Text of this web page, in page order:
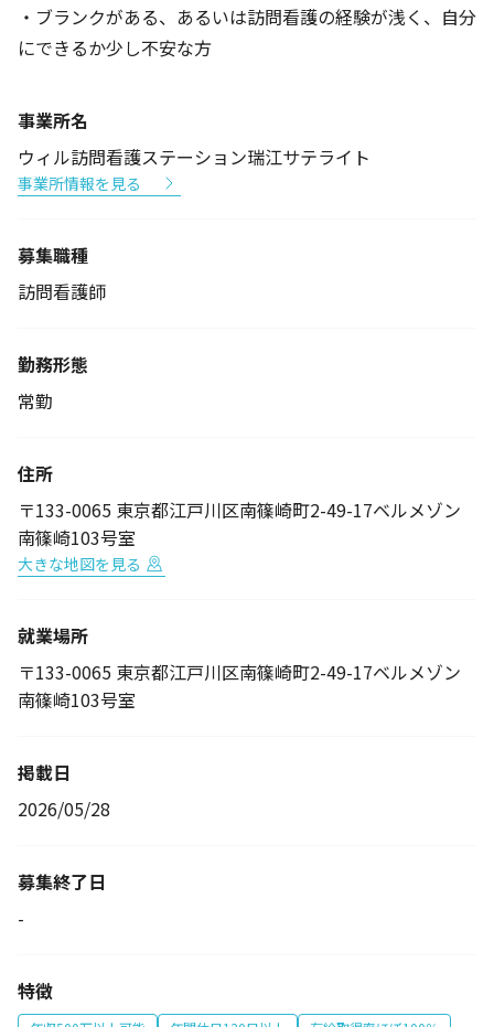
・ブランクがある、あるいは訪問看護の経験が浅く、自分
にできるか少し不安な方
事業所名
ウィル訪問看護ステーション瑞江サテライト
事業所情報を見る
募集職種
訪問看護師
勤務形態
常勤
住所
〒133-0065 東京都江戸川区南篠崎町2-49-17ベルメゾン
南篠崎103号室
大きな地図を見る
就業場所
〒133-0065 東京都江戸川区南篠崎町2-49-17ベルメゾン
南篠崎103号室
掲載日
2026/05/28
募集終了日
-
特徴